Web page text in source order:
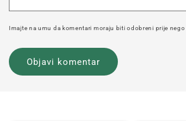
Imajte na umu da komentari moraju biti odobreni prije